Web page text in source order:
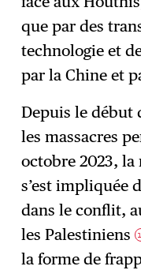
que par des
technologie et
par la Chine et
Depuis le début
les massacres
octobre 2023,
s’est impliquée
dans le conflit,
les Palestiniens
la forme de